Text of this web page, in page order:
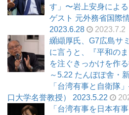
す」〜岩上安身によ
ゲスト 元外務省国際
2023.6.28
2023.7.2
纐纈厚氏、G7広島サ
に言うと、『平和の
を注ぐきっかけを作
～5.22 たんぽぽ舎・
「台湾有事と自衛隊
口大学名誉教授） 2023.5.22
「台湾有事を日本有